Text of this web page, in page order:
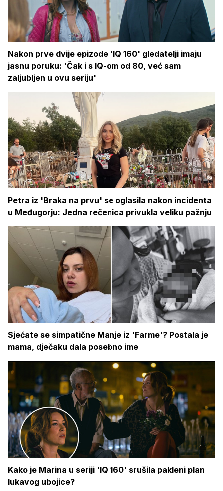
Nakon prve dvije epizode 'IQ 160' gledatelji imaju
jasnu poruku: 'Čak i s IQ-om od 80, već sam
zaljubljen u ovu seriju'
Petra iz 'Braka na prvu' se oglasila nakon incidenta
u Međugorju: Jedna rečenica privukla veliku pažnju
Sjećate se simpatične Manje iz 'Farme'? Postala je
mama, dječaku dala posebno ime
Kako je Marina u seriji 'IQ 160' srušila pakleni plan
lukavog ubojice?